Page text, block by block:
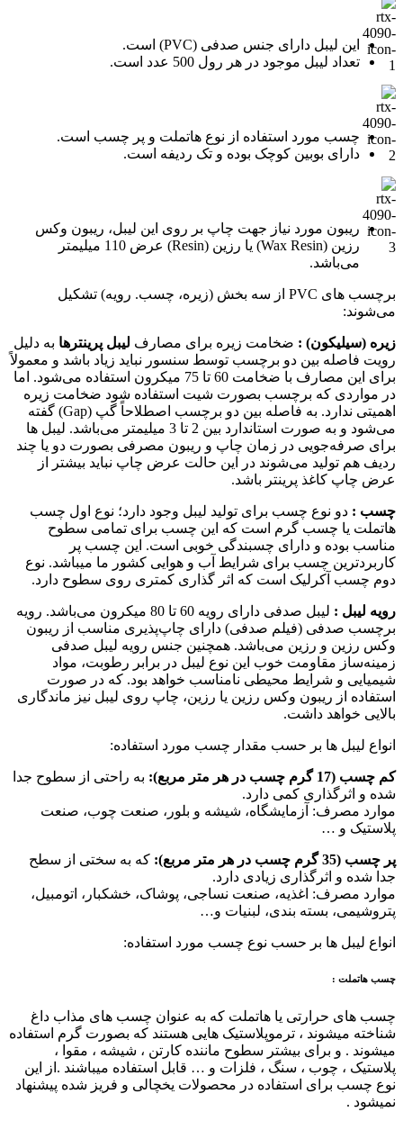
این لیبل دارای جنس صدفی (PVC) است.
تعداد لیبل موجود در هر رول 500 عدد است.
چسب مورد استفاده از نوع هاتملت و پر چسب است.
دارای بوبین کوچک بوده و تک ردیفه است.
ریبون مورد نیاز جهت چاپ بر روی این لیبل، ریبون وکس
رزین (Wax Resin) یا رزین (Resin) عرض 110 میلیمتر
می‌باشد.
برچسب های PVC از سه بخش (زیره، چسب. رویه) تشکیل
می‌شوند:
زیره (سیلیکون) : ضخامت زیره برای مصارف لیبل پرینترها به دلیل
رویت فاصله بین دو برچسب توسط سنسور نباید زیاد باشد و معمولاً
برای این مصارف با ضخامت 60 تا 75 میکرون استفاده می‌شود. اما
در مواردی که برچسب بصورت شیت استفاده شود ضخامت زیره
اهمیتی ندارد. به فاصله بین دو برچسب اصطلاحاً گپ (Gap) گفته
می‌شود و به صورت استاندارد بین 2 تا 3 میلیمتر می‌باشد. لیبل ها
برای صرفه‌جویی در زمان چاپ و ریبون مصرفی بصورت دو یا چند
ردیف هم تولید می‌شوند در این حالت عرض چاپ نباید بیشتر از
عرض چاپ کاغذ پرینتر باشد.
چسب : دو نوع چسب برای تولید لیبل وجود دارد؛ نوع اول چسب
هاتملت یا چسب گرم است که این چسب برای تمامی سطوح
مناسب بوده و دارای چسبندگی خوبی است. این چسب پر
کاربردترین چسب برای شرایط آب و هوایی کشور ما میباشد. نوع
دوم چسب آکرلیک است که اثر گذاری کمتری روی سطوح دارد.
رویه لیبل :
لیبل صدفی دارای رویه 60 تا 80 میکرون می‌باشد. رویه
برچسب صدفی (فیلم صدفی) دارای چاپ‌پذیری مناسب از ریبون
وکس رزین و رزین می‌باشد. همچنین جنس رویه لیبل صدفی
زمینه‌ساز مقاومت خوب این نوع لیبل در برابر رطوبت، مواد
شیمیایی و شرایط محیطی نامناسب خواهد بود. که در صورت
استفاده از ریبون وکس رزین یا رزین، چاپ روی لیبل نیز ماندگاری
بالایی خواهد داشت.
انواع لیبل ها بر حسب مقدار چسب مورد استفاده:
کم چسب (17 گرم چسب در هر متر مربع):
به راحتی از سطوح جدا
شده و اثرگذاری کمی دارد.
موارد مصرف: آزمایشگاه، شیشه و بلور، صنعت چوب، صنعت
پلاستیک و …
پر چسب (35 گرم چسب در هر متر مربع):
که به سختی از سطح
جدا شده و اثرگذاری زیادی دارد.
موارد مصرف: اغذیه، صنعت نساجی، پوشاک، خشکبار، اتومبیل،
پتروشیمی، بسته بندی، لبنیات و…
انواع لیبل ها بر حسب نوع چسب مورد استفاده:
چسب هاتملت :
چسب های حرارتی یا هاتملت که به عنوان چسب های مذاب داغ
شناخته میشوند ، ترموپلاستیک هایی هستند که بصورت گرم استفاده
میشوند . و برای بیشتر سطوح ماننده کارتن ، شیشه ، مقوا ،
پلاستیک ، چوب ، سنگ ، فلزات و … قابل استفاده میباشند .از این
نوع چسب برای استفاده در محصولات یخچالی و فریز شده پیشنهاد
نمیشود .